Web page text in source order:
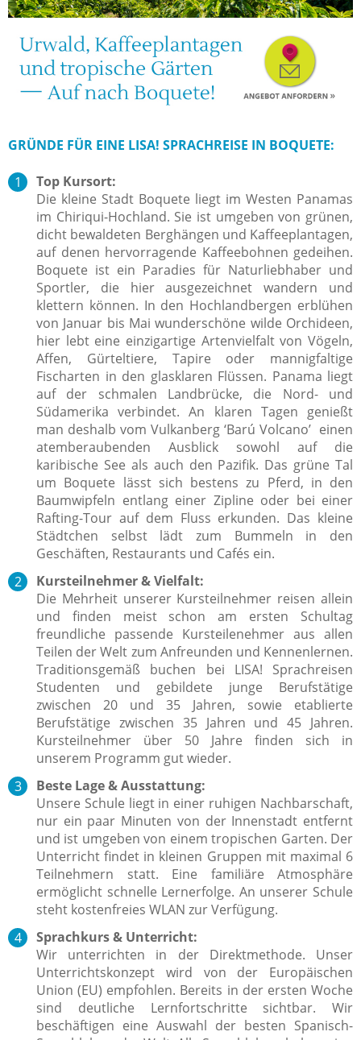
GRÜNDE FÜR EINE LISA! SPRACHREISE IN BOQUETE:
Top Kursort:
Die kleine Stadt Boquete liegt im Westen Panamas
im Chiriqui-Hochland. Sie ist umgeben von grünen,
dicht bewaldeten Berghängen und Kaffeeplantagen,
auf denen hervorragende Kaffeebohnen gedeihen.
Boquete ist ein Paradies für Naturliebhaber und
Sportler, die hier ausgezeichnet wandern und
klettern können. In den Hochlandbergen erblühen
von Januar bis Mai wunderschöne wilde Orchideen,
hier lebt eine einzigartige Artenvielfalt von Vögeln,
Affen, Gürteltiere, Tapire oder mannigfaltige
Fischarten in den glasklaren Flüssen. Panama liegt
auf der schmalen Landbrücke, die Nord- und
Südamerika verbindet. An klaren Tagen genießt
man deshalb vom Vulkanberg ‘Barú Volcano’ einen
atemberaubenden Ausblick sowohl auf die
karibische See als auch den Pazifik. Das grüne Tal
um Boquete lässt sich bestens zu Pferd, in den
Baumwipfeln entlang einer Zipline oder bei einer
Rafting-Tour auf dem Fluss erkunden. Das kleine
Städtchen selbst lädt zum Bummeln in den
Geschäften, Restaurants und Cafés ein.
Kursteilnehmer & Vielfalt:
Die Mehrheit unserer Kursteilnehmer reisen allein
und finden meist schon am ersten Schultag
freundliche passende Kursteilenehmer aus allen
Teilen der Welt zum Anfreunden und Kennenlernen.
Traditionsgemäß buchen bei LISA! Sprachreisen
Studenten und gebildete junge Berufstätige
zwischen 20 und 35 Jahren, sowie etablierte
Berufstätige zwischen 35 Jahren und 45 Jahren.
Kursteilnehmer über 50 Jahre finden sich in
unserem Programm gut wieder.
Beste Lage & Ausstattung:
Unsere Schule liegt in einer ruhigen Nachbarschaft,
nur ein paar Minuten von der Innenstadt entfernt
und ist umgeben von einem tropischen Garten. Der
Unterricht findet in kleinen Gruppen mit maximal 6
Teilnehmern statt. Eine familiäre Atmosphäre
ermöglicht schnelle Lernerfolge. An unserer Schule
steht kostenfreies WLAN zur Verfügung.
Sprachkurs & Unterricht:
Wir unterrichten in der Direktmethode. Unser
Unterrichtskonzept wird von der Europäischen
Union (EU) empfohlen. Bereits in der ersten Woche
sind deutliche Lernfortschritte sichtbar. Wir
beschäftigen eine Auswahl der besten Spanisch-